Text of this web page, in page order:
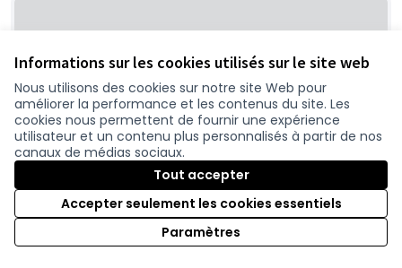
Informations sur les cookies utilisés sur le site web
Nous utilisons des cookies sur notre site Web pour
améliorer la performance et les contenus du site. Les
cookies nous permettent de fournir une expérience
utilisateur et un contenu plus personnalisés à partir de nos
canaux de médias sociaux.
Tout accepter
Accepter seulement les cookies essentiels
Paramètres
Pseudo sécurité ou lubie pour gagner
Nicolas 0